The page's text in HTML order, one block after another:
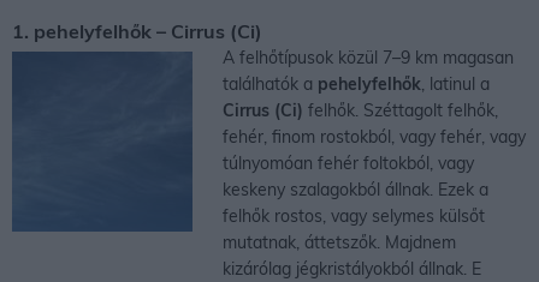
1. pehelyfelhők – Cirrus (Ci)
A felhőtípusok közül 7–9 km magasan
találhatók a pehelyfelhők, latinul a
Cirrus (Ci) felhők. Széttagolt felhők,
fehér, finom rostokból, vagy fehér, vagy
túlnyomóan fehér foltokból, vagy
keskeny szalagokból állnak. Ezek a
felhők rostos, vagy selymes külsőt
mutatnak, áttetszők. Majdnem
kizárólag jégkristályokból állnak. E